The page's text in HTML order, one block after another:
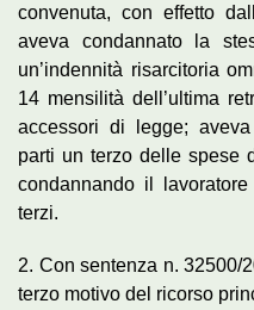
convenuta, con effetto
aveva condannato la
un’indennità risarcitoria
14 mensilità dell’ultima
accessori di legge;
parti un terzo delle spese
condannando il
terzi.
2. Con sentenza n. 32500/
terzo motivo del ricorso